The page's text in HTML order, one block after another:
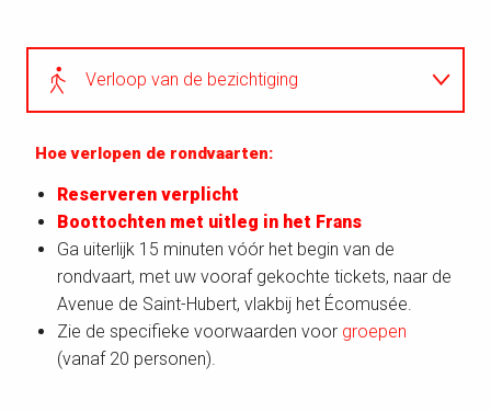
Verloop van de bezichtiging
Tarieven
Routebeschrijving
Toegankelijkheid
Hoe verlopen de rondvaarten:
Reserveren verplicht
Boottochten met uitleg in het Frans
Ga uiterlijk 15 minuten vóór het begin van de
rondvaart, met uw vooraf gekochte tickets, naar de
Avenue de Saint-Hubert, vlakbij het Écomusée.
Zie de specifieke voorwaarden voor groepen
(vanaf 20 personen).